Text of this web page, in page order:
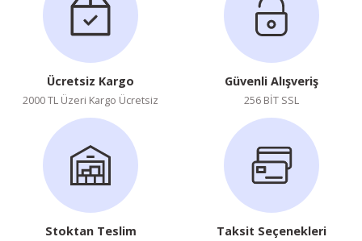
Ücretsiz Kargo
2000 TL Üzeri Kargo Ücretsiz
Güvenli Alışveriş
256 BİT SSL
Stoktan Teslim Taksit Seçenekleri